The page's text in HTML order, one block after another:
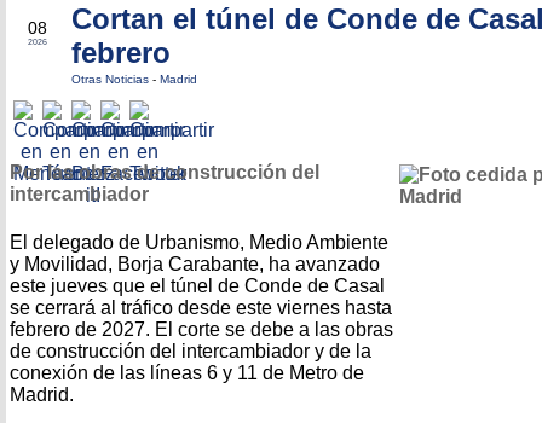
08
2026
Cortan el túnel de Conde de
febrero
Otras Noticias - Madrid
Por las obras de construcción del
intercambiador
El delegado de Urbanismo, Medio Ambiente
y Movilidad, Borja Carabante, ha avanzado
este jueves que el túnel de Conde de Casal
se cerrará al tráfico desde este viernes hasta
febrero de 2027. El corte se debe a las obras
de construcción del intercambiador y de la
conexión de las líneas 6 y 11 de Metro de
Madrid.